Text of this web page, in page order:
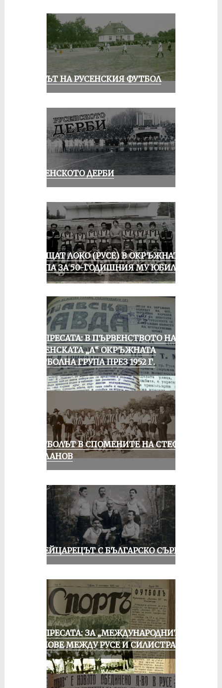
ВЕКЪТ НА РУСЕНСКИЯ ФУТБОЛ
РУСЕНСКОТО ДЕРБИ
ПРАЩАТ ЛОКО (РУСЕ) В ОКРЪЖНАТА
ГРУПА ЗА 50-ГОДИШНИЯ МУ ЮБИЛЕЙ
ОТ ПРЕСАТА: В ПЪРВЕНСТВОТО НА
РУСЕНСКАТА „А“ ОКРЪЖНАТА
ФУТБОЛНА ГРУПА ПРЕЗ 1952 Г.
ФУТБОЛЪТ В СПОМЕНИТЕ НА СТЕФАН
МИЛАНОВ
ШВЕЙЦАРЕЦЪТ С БЪЛГАРСКО СЪРЦЕ
ОТ ПРЕСАТА: ЗА „МЕЖДУНАРОДНИТЕ“
МАЧОВЕ МЕЖДУ РУСЕ И СИЛИСТРА